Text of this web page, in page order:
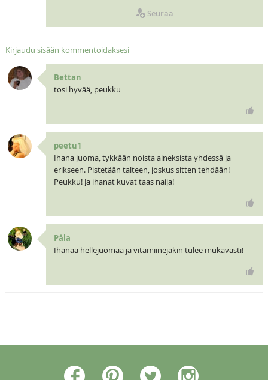
Seuraa
Kirjaudu sisään kommentoidaksesi
Bettan
tosi hyvää, peukku
peetu1
Ihana juoma, tykkään noista aineksista yhdessä ja
erikseen. Pistetään talteen, joskus sitten tehdään!
Peukku! Ja ihanat kuvat taas naija!
Påla
Ihanaa hellejuomaa ja vitamiinejäkin tulee mukavasti!